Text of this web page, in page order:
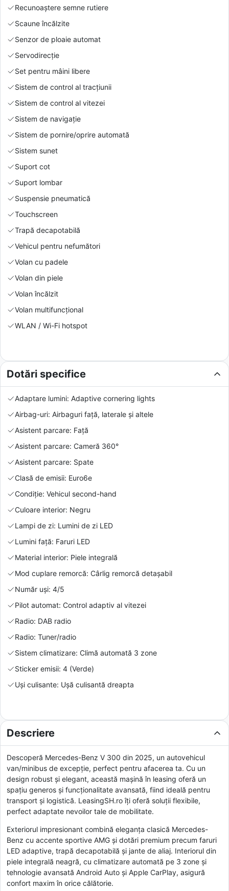
Recunoaștere semne rutiere
Scaune încălzite
Senzor de ploaie automat
Servodirecție
Set pentru mâini libere
Sistem de control al tracțiunii
Sistem de control al vitezei
Sistem de navigație
Sistem de pornire/oprire automată
Sistem sunet
Suport cot
Suport lombar
Suspensie pneumatică
Touchscreen
Trapă decapotabilă
Vehicul pentru nefumători
Volan cu padele
Volan din piele
Volan încălzit
Volan multifuncțional
WLAN / Wi-Fi hotspot
Dotări specifice
Adaptare lumini: Adaptive cornering lights
Airbag-uri: Airbaguri față, laterale și altele
Asistent parcare: Față
Asistent parcare: Cameră 360°
Asistent parcare: Spate
Clasă de emisii: Euro6e
Condiție: Vehicul second-hand
Culoare interior: Negru
Lampi de zi: Lumini de zi LED
Lumini față: Faruri LED
Material interior: Piele integrală
Mod cuplare remorcă: Cârlig remorcă detașabil
Număr uși: 4/5
Pilot automat: Control adaptiv al vitezei
Radio: DAB radio
Radio: Tuner/radio
Sistem climatizare: Climă automată 3 zone
Sticker emisii: 4 (Verde)
Uși culisante: Ușă culisantă dreapta
Descriere
Descoperă Mercedes-Benz V 300 din 2025, un autovehicul
van/minibus de excepție, perfect pentru afacerea ta. Cu un
design robust și elegant, această mașină în leasing oferă un
spațiu generos și funcționalitate avansată, fiind ideală pentru
transport și logistică. LeasingSH.ro îți oferă soluții flexibile,
perfect adaptate nevoilor tale de mobilitate.
Exteriorul impresionant combină eleganța clasică Mercedes-
Benz cu accente sportive AMG și dotări premium precum faruri
LED adaptive, trapă decapotabilă și jante de aliaj. Interiorul din
piele integrală neagră, cu climatizare automată pe 3 zone și
tehnologie avansată Android Auto și Apple CarPlay, asigură
confort maxim în orice călătorie.